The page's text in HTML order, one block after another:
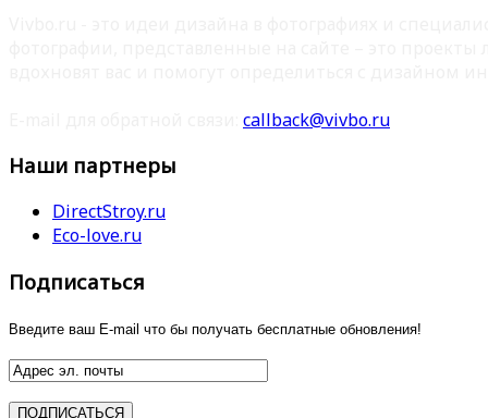
callback@vivbo.ru
Наши партнеры
DirectStroy.ru
Eco-love.ru
Подписаться
Введите ваш E-mail что бы получать бесплатные обновления!